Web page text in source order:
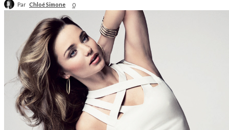
Par Chloé Simone 0